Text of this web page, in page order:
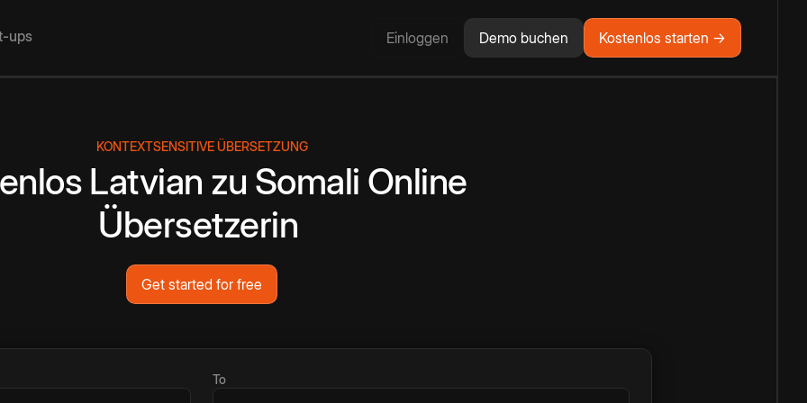
ups Einloggen Demo buchen Kostenlos starten →
KONTEXTSENSITIVE ÜBERSETZUNG
Latvian zu Somali Online
Übersetzerin
Get started for free
To